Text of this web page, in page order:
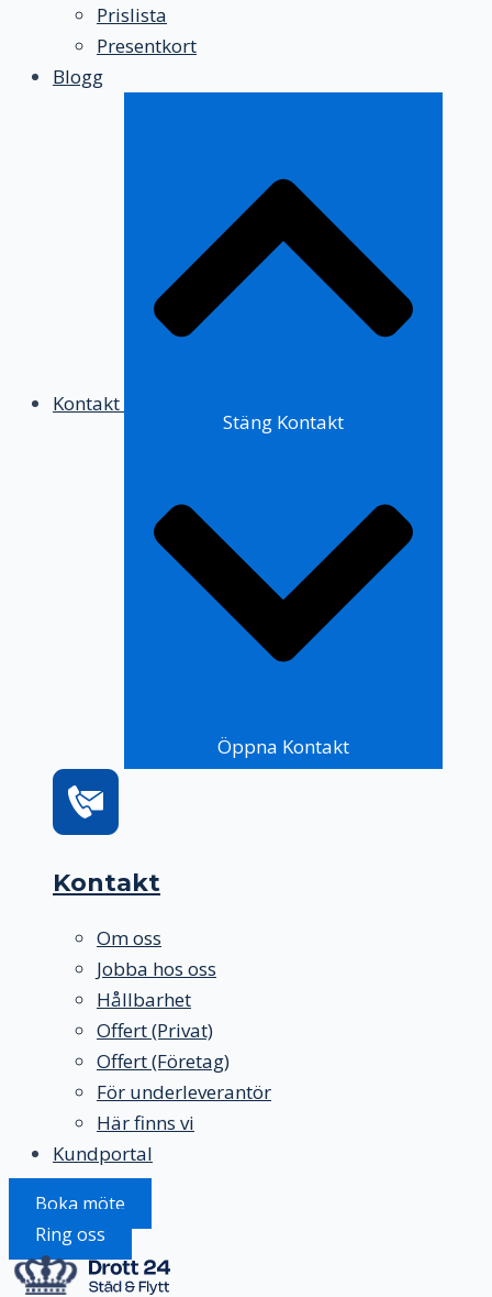
Prislista
Presentkort
Blogg
Kontakt
Stäng Kontakt
Öppna Kontakt
Kontakt
Om oss
Jobba hos oss
Hållbarhet
Offert (Privat)
Offert (Företag)
För underleverantör
Här finns vi
Kundportal
Boka möte
Ring oss